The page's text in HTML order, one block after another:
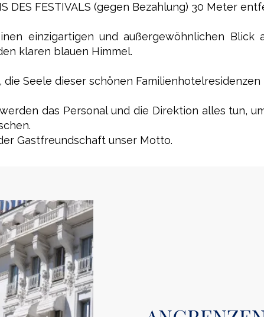
DES FESTIVALS (gegen Bezahlung) 30 Meter
einzigartigen und außergewöhnlichen Blick
klaren blauen Himmel.
Seele dieser schönen Familienhotelresidenzen
das Personal und die Direktion alles tun,
Gastfreundschaft unser Motto.